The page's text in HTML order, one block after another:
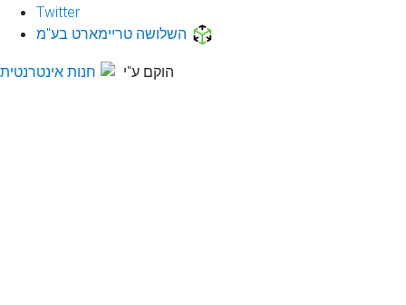
Twitter
השלושה טריימארט בע"מ
הוקם ע"י חנות אינטרנטית